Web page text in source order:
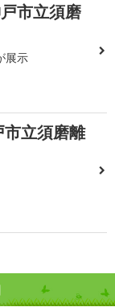
市立須磨
展示
立須磨離